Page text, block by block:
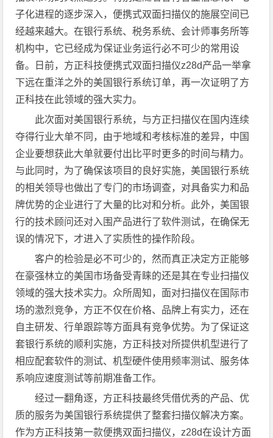
子化进程的逐步深入，便携式双面扫描仪的施展空间已
经越来越大。在银行系统、税务系统、会计师事务所等
机构中，它已经成为保证业务运行必不可少的常用设
备。日前，方正科技便携式双面扫描仪z28d产品一举拿
下远在重洋之外的美国银行系统订单，再一次证明了方
正科技在此领域的强大实力。
此次面对美国银行系统，与方正扫描仪在国内连续
夺得行业大单不同，由于地域和考核标准的差异，中国
企业要想获此大单就要付出比平时更多的时间与精力。
与此同时，为了确保该项目的良好实施，美国银行系统
的相关领导也做出了专门的市场调查，对具备实力和品
牌优势的企业进行了大量的比对和分析。此外，美国银
行的技术顾问还对入围产品进行了软件测试，在确保无
误的情况下，才进入了实质性的操作阶段。
客户的检验是必不可少的，然而真正决定方正能够
在豪强林立的美国市场备受青睐的还是其在专业扫描仪
领域的强大技术实力。众所周知，面对扫描仪在国际市
场的激烈竞争，方正不仅在价格、品牌上有实力，还在
自主研发、行单跟踪等方面具有竞争优势。为了保证这
套银行系统的顺利实施，方正科技对所提供机型进行了
相应配套软件的测试、机型硬件使用频率测试、服务体
系响应速度测试等前期准备工作。
经过一翻角逐，方正科技最终凭借优秀的产品、优
质的服务为美国银行系统提供了整套扫描仪解决方案。
作为方正科技第一款便携双面扫描仪，z28d在设计方面